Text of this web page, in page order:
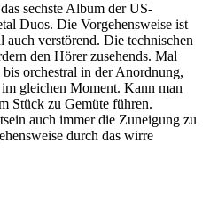
sechste Album der US-
Duos. Die Vorgehensweise ist
verstörend. Die technischen
den Hörer zusehends. Mal
orchestral in der Anordnung,
gleichen Moment. Kann man
Stück zu Gemüte führen.
auch immer die Zuneigung zu
durch das wirre